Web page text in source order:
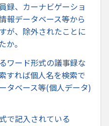
録、カーナビゲーショ
報データベース等から
が、除外されたことに
か。
ワード形式の議事録な
すれば個人名を検索で
タベース等(個人データ)
で記入されている